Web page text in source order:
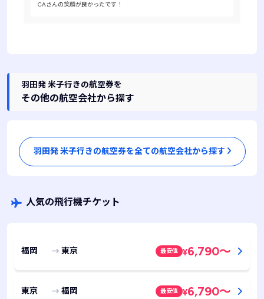
CAさんの笑顔が良かったです！
羽田発 米子行きの航空券を
その他の航空会社から探す
羽田発 米子行きの航空券を全ての航空会社から探す
人気の飛行機チケット
福岡 東京 最安値 ¥6,790～
東京 福岡 最安値 ¥6,790～